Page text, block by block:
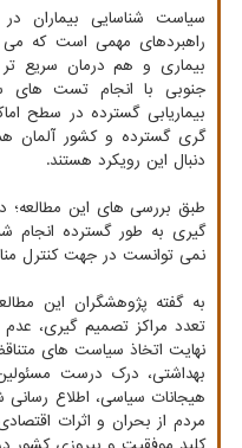
سیاست شناسایی بیماران
راهبردهای مهمی است که می
بیماری و هم درمان سریع
جنوبی با انجام تست های
بیماریابی گسترده در سطح
گری گسترده و کشور آلمان
دنبال این رویکرد هستند.
طبق بررسی های این مطالعه؛
گیری به طور گسترده انجام
نمی توانست در جهت کنترل
به گفته پژوهشگران این
تعدد مراکز تصمیم گیری،
نهایت اتخاذ سیاست های
بهداشتی، درک درست
هیجانات سیاسی، اطلاع